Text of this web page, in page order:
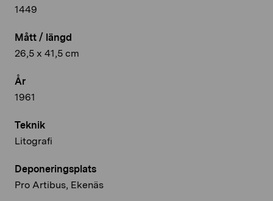
1449
Mått / längd
26,5 x 41,5 cm
År
1961
Teknik
Litografi
Deponeringsplats
Pro Artibus, Ekenäs